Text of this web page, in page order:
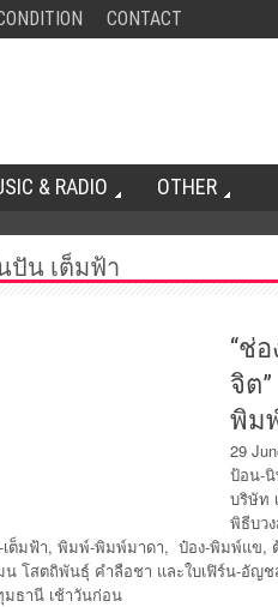
CONTACT
& RADIO OTHER
ปัน เต็มฟ้า
“ช่
จิต
พิม
29
ป้อน-นิ
บริษัท
พิธีบว
ต็มฟ้า, พิมพ์-พิมพ์มาดา, ป๋อง-พิมพ์แข,
โสตถิพันธุ์ คำลือชา และใบเฟิร์น-อัญ
ธานี เช้าวันก่อน